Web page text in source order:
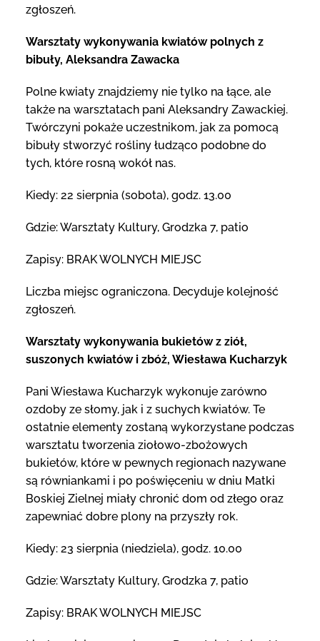
zgłoszeń.
Warsztaty wykonywania kwiatów polnych z
bibuły, Aleksandra Zawacka
Polne kwiaty znajdziemy nie tylko na łące, ale
także na warsztatach pani Aleksandry Zawackiej.
Twórczyni pokaże uczestnikom, jak za pomocą
bibuły stworzyć rośliny łudząco podobne do
tych, które rosną wokół nas.
Kiedy: 22 sierpnia (sobota), godz. 13.00
Gdzie: Warsztaty Kultury, Grodzka 7, patio
Zapisy: BRAK WOLNYCH MIEJSC
Liczba miejsc ograniczona. Decyduje kolejność
zgłoszeń.
Warsztaty wykonywania bukietów z ziół,
suszonych kwiatów i zbóż, Wiesława Kucharzyk
Pani Wiesława Kucharzyk wykonuje zarówno
ozdoby ze słomy, jak i z suchych kwiatów. Te
ostatnie elementy zostaną wykorzystane podczas
warsztatu tworzenia ziołowo-zbożowych
bukietów, które w pewnych regionach nazywane
są równiankami i po poświęceniu w dniu Matki
Boskiej Zielnej miały chronić dom od złego oraz
zapewniać dobre plony na przyszły rok.
Kiedy: 23 sierpnia (niedziela), godz. 10.00
Gdzie: Warsztaty Kultury, Grodzka 7, patio
Zapisy: BRAK WOLNYCH MIEJSC